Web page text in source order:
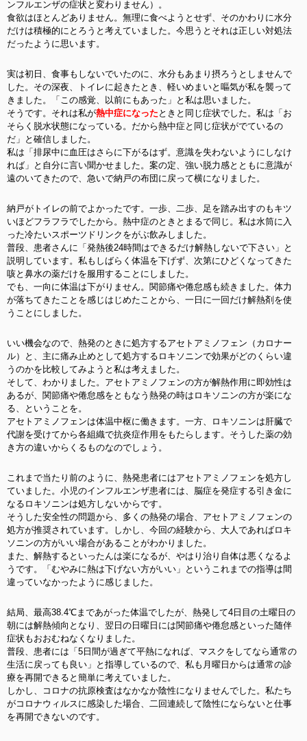
ンフルエンザの症状と変わりません）。
食欲はほとんどありません。無理に食べようとせず、そのかわりに水分
だけは積極的にとろうと考えていました。今思うとそれは正しい対処法
だったように思います。
実は初日、食事もしないでいたのに、水分もあまり摂ろうとしませんで
した。その深夜、トイレに起きたとき、軽いめまいと嘔気が私を襲って
きました。
「この感覚、以前にもあった」と私は思いました。
そうです。それは私が熱中症になった ときと同じ症状でした。私は「お
そらく脱水状態になっている。だから熱中症と同じ症状がでているの
だ」と確信しました。
私は「排尿中に血圧はさらに下がるはず。意識を失わないようにしなけ
れば」と自分に言い聞かせました。案の定、強い脱力感とともに意識が
遠のいてきたので、急いで納戸の布団に戻って横になりました。
納戸がトイレの前でよかったです。一歩、二歩、足を踏み出すのもキツ
いほどフラフラでしたから。熱中症のときとまるで同じ。私は水筒に入
った冷たいスポーツドリンクをがぶ飲みしました。
普段、患者さんに「発熱後24時間はできるだけ解熱しないで下さい」と
説明しています。私もしばらく体温を下げず、次第にひどくなってきた
咳と鼻水の薬だけを服用することにしました。
でも、一向に体温は下がりません。関節痛や倦怠感も続きました。体力
が落ちてきたことを感じはじめたことから 、一日に一回だけ解熱剤を使
うことにしました。
いい機会なので、熱発のときに処方するアセトアミノフェン（カロナー
ル）と、主に痛み止めとして処方するロキソニンで効果がどのくらい違
うのかを比較してみようと私は考えました。
そして、わかりました。アセトアミノフェンの方が解熱作用に即効性は
あるが、関節痛や倦怠感をともなう熱発の時はロキソニンの方が楽にな
る、ということを。
アセトアミノフェンは体温中枢に働きます。一方、ロキソニンは肝臓で
代謝を受けてから各組織で抗炎症作用をもたらします。そうした薬の効
き方の違いからくるものなのでしょう。
これまで当たり前のように、熱発患者にはアセトアミノフェンを処方し
ていました。小児のインフルエンザ患者には、脳症を発症する引き金に
なるロキソニンは処方しないからです。
そうした安全性の問題から、多くの熱発の場合、アセトアミノフェンの
処方が推奨されています。しかし、今回の経験から、大人であればロキ
ソニンの方がいい場合があることがわかりました。
また、解熱するといったんは楽になるが、やはり治り自体は悪くなるよ
うです。「むやみに熱は下げない方がいい」というこれまでの指導は間
違っていなかったように感じました。
結局、最高38.4℃まであがった体温でしたが、熱発して4日目の土曜日の
朝には解熱傾向となり、翌日の日曜日には関節痛や倦怠感といった随伴
症状もおおむねなくなりました。
普段、患者には「5日間が過ぎて平熱になれば、マスクをしてなら通常の
生活に戻っても良い」と指導しているので、私も月曜日からは通常の診
療を再開できると簡単に考えていました。
しかし、コロナの抗原検査はなかなか陰性になりませんでした。私たち
がコロナウィルスに感染した場合、二回連続して陰性にならないと仕事
を再開できないのです。